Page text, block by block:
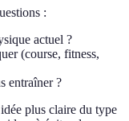
:
actuel ?
(course, fitness,
entraîner ?
plus claire du type